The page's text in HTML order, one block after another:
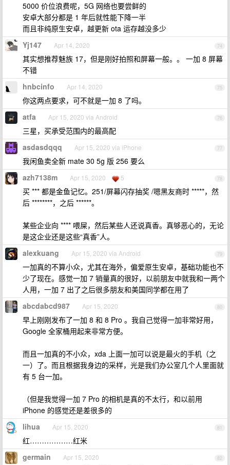
5000 价位浪费呢，5G 网络也要尝鲜的
安卓大部分都是 1 年后就性能下降一半
而且非纯原生安卓，越更新 ota 运存越没多少
74
Yj147 Apr 14, 2020
其实想推荐魅族 17，但是刚好拍照和屏幕一般。。 一加 8 屏幕
不错
75
hnbcinfo Apr 14, 2020
你这两点要求，可不就是一加 8 了吗。
76
atfa Apr 15, 2020 via Android
三星，买承受范围内的最高配
77
asdasdqqq Apr 15, 2020 via iPhone
我闲鱼卖全新 mate 30 5g 版 256 要么
78
azh7138m Apr 15, 2020 5
买 *** 都是金鱼记忆。251/屏幕闪存抽奖 /嗯黑友商时 *****，然
后 ********，之后 ******。
某些企业向 **** 喂屎，然后某些人还说真香。真够恶心的，无论
是这企业还是这些“真香”人。
79
alexkuang Apr 15, 2020 via Android
一加真的不算小众，尤其在海外，偏爱原生安卓，基础功能也不
少了现在。感觉一加 7 销量真的很好，以前朋友中就我和一两个
人用，一加 7 出了之后很多朋友和美国同学都在用了
80
abcdabcd987 Apr 15, 2020
早上刚刚发布了一加 8 和 8 Pro 。我自己觉得一加非常好用，
Google 全家桶用起来非常方便。
而且一加真的不小众，xda 上面一加可以说是最火的手机（之
一）了。而且根据我身边的采样，光是我们办公室几个人里面就
有 5 台一加。
（但是我觉得一加 7 Pro 的相机是真的不太行，和以前用
iPhone 的感觉还是差很多的
81
lihua Apr 15, 2020
红………………红米
82
germain Apr 15, 2020